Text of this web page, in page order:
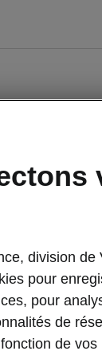
Nos modèles
division de
pour
pour
de
de